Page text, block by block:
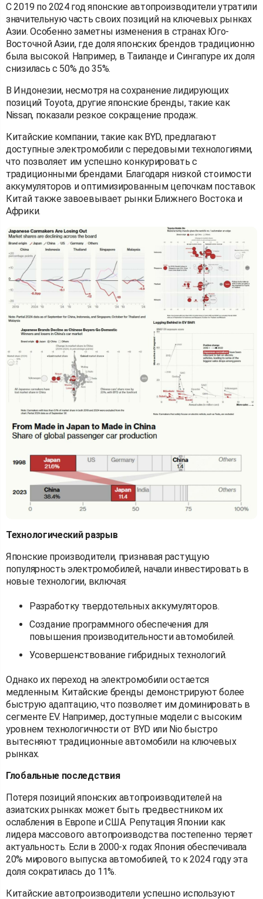
С 2019 по 2024 год японские автопроизводители утратили
значительную часть своих позиций на ключевых рынках
Азии. Особенно заметны изменения в странах Юго-
Восточной Азии, где доля японских брендов традиционно
была высокой. Например, в Таиланде и Сингапуре их доля
снизилась с 50% до 35%.
В Индонезии, несмотря на сохранение лидирующих
позиций Toyota, другие японские бренды, такие как
Nissan, показали резкое сокращение продаж.
Китайские компании, такие как BYD, предлагают
доступные электромобили с передовыми технологиями,
что позволяет им успешно конкурировать с
традиционными брендами. Благодаря низкой стоимости
аккумуляторов и оптимизированным цепочкам поставок
Китай также завоевывает рынки Ближнего Востока и
Африки.
Технологический разрыв
Японские производители, признавая растущую
популярность электромобилей, начали инвестировать в
новые технологии, включая:
Разработку твердотельных аккумуляторов.
Создание программного обеспечения для
повышения производительности автомобилей.
Усовершенствование гибридных технологий.
Однако их переход на электромобили остается
медленным. Китайские бренды демонстрируют более
быструю адаптацию, что позволяет им доминировать в
сегменте EV. Например, доступные модели с высоким
уровнем технологичности от BYD или Nio быстро
вытесняют традиционные автомобили на ключевых
рынках.
Глобальные последствия
Потеря позиций японских автопроизводителей на
азиатских рынках может быть предвестником их
ослабления в Европе и США. Репутация Японии как
лидера массового автопроизводства постепенно теряет
актуальность. Если в 2000-х годах Япония обеспечивала
20% мирового выпуска автомобилей, то к 2024 году эта
доля сократилась до 11%.
Китайские автопроизводители успешно используют